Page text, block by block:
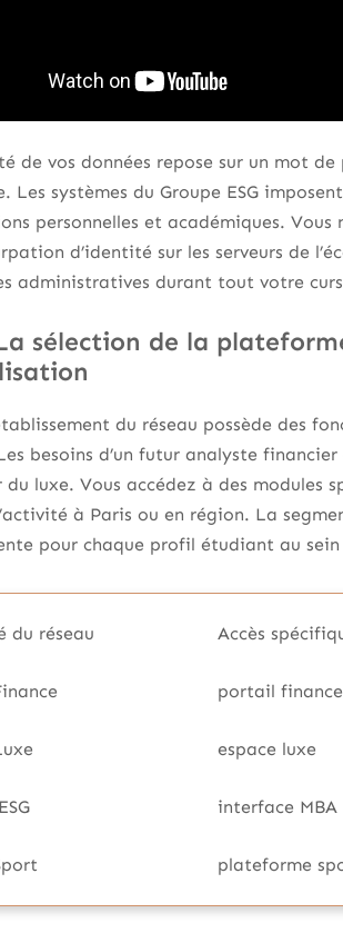
de vos données repose sur un mot
Les systèmes du Groupe ESG
personnelles et académiques.
d’identité sur les serveurs de
administratives durant tout votre
sélection de la
du réseau possède des
besoins d’un futur analyste
du luxe. Vous accédez à des modules
à Paris ou en région. La
pour chaque profil étudiant au sein
du réseau Accès
portail finance
espace luxe
interface MBA
plateforme